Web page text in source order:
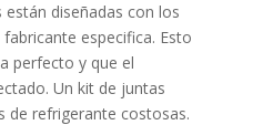
diseñadas con los
especifica. Esto
perfecto y que el
Un kit de juntas
de refrigerante costosas.